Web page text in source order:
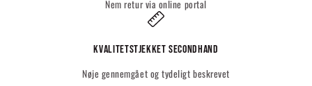
Nem retur via online portal
Kvalitetstjekket Secondhand
Nøje gennemgået og tydeligt beskrevet